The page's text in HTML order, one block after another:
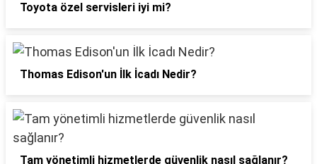
Toyota özel servisleri iyi mi?
Thomas Edison'un İlk İcadı Nedir?
Tam yönetimli hizmetlerde güvenlik nasıl sağlanır?